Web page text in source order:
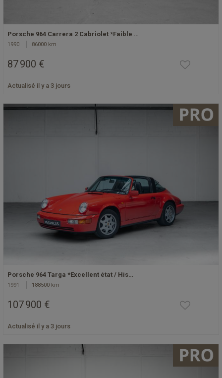
Porsche 964 Carrera 2 Cabriolet *Faible …
1990 86000 km
87 900 €
Actualisé il y a 3 jours
Porsche 964 Targa *Excellent état / His…
1991 188500 km
107 900 €
Actualisé il y a 3 jours